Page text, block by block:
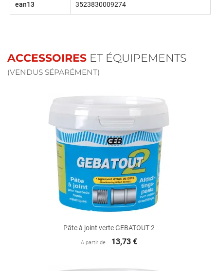
ean13 3523830009274
ACCESSOIRES ET ÉQUIPEMENTS
(VENDUS SÉPARÉMENT)
Pâte à joint verte GEBATOUT 2
A partir de 13,73 €